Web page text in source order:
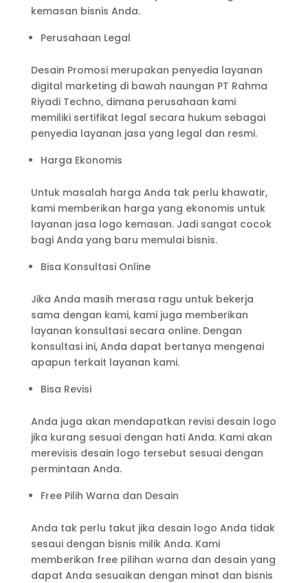
kemasan bisnis Anda.
Perusahaan Legal
Desain Promosi merupakan penyedia layanan
digital marketing di bawah naungan PT Rahma
Riyadi Techno, dimana perusahaan kami
memiliki sertifikat legal secara hukum sebagai
penyedia layanan jasa yang legal dan resmi.
Harga Ekonomis
Untuk masalah harga Anda tak perlu khawatir,
kami memberikan harga yang ekonomis untuk
layanan jasa logo kemasan. Jadi sangat cocok
bagi Anda yang baru memulai bisnis.
Bisa Konsultasi Online
Jika Anda masih merasa ragu untuk bekerja
sama dengan kami, kami juga memberikan
layanan konsultasi secara online. Dengan
konsultasi ini, Anda dapat bertanya mengenai
apapun terkait layanan kami.
Bisa Revisi
Anda juga akan mendapatkan revisi desain logo
jika kurang sesuai dengan hati Anda. Kami akan
merevisis desain logo tersebut sesuai dengan
permintaan Anda.
Free Pilih Warna dan Desain
Anda tak perlu takut jika desain logo Anda tidak
sesaui dengan bisnis milik Anda. Kami
memberikan free pilihan warna dan desain yang
dapat Anda sesuaikan dengan minat dan bisnis